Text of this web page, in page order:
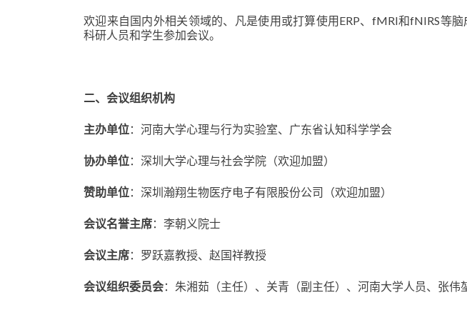
欢迎来自国内外相关领域的、凡是使用或打算使用ERP、fMRI和fNIRS等
科研人员和学生参加会议。
二、会议组织机构
主办单位：河南大学心理与行为实验室、广东省认知科学学会
协办单位：深圳大学心理与社会学院（欢迎加盟）
赞助单位：深圳瀚翔生物医疗电子有限股份公司（欢迎加盟）
会议名誉主席：李朝义院士
会议主席：罗跃嘉教授、赵国祥教授
会议组织委员会：朱湘茹（主任）、关青（副主任）、河南大学人员、张伟